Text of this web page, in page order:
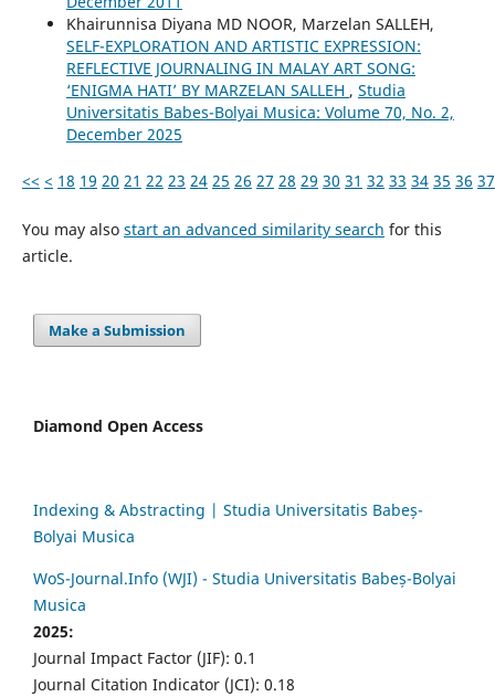
Khairunnisa Diyana MD NOOR, Marzelan SALLEH,
SELF-EXPLORATION AND ARTISTIC EXPRESSION:
REFLECTIVE JOURNALING IN MALAY ART SONG:
‘ENIGMA HATI’ BY MARZELAN SALLEH , Studia
Universitatis Babes-Bolyai Musica: Volume 70, No. 2,
December 2025
<< < 18 19 20 21 22 23 24 25 26 27 28 29 30 31 32 33 34 35 36 37
You may also start an advanced similarity search for this
article.
Make a Submission
Diamond Open Access
Indexing & Abstracting | Studia Universitatis Babeș-
Bolyai Musica
WoS-Journal.Info (WJI) - Studia Universitatis Babeș-Bolyai
Musica
2025:
Journal Impact Factor (JIF): 0.1
Journal Citation Indicator (JCI): 0.18